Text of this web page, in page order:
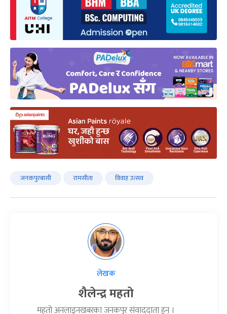
जनकपुरबासी रामसीता विवाह उत्सव
लेखक
शैलेन्द्र महतो
महतो अनलाइनखबरका जनकपुर संवाददाता हुन् ।